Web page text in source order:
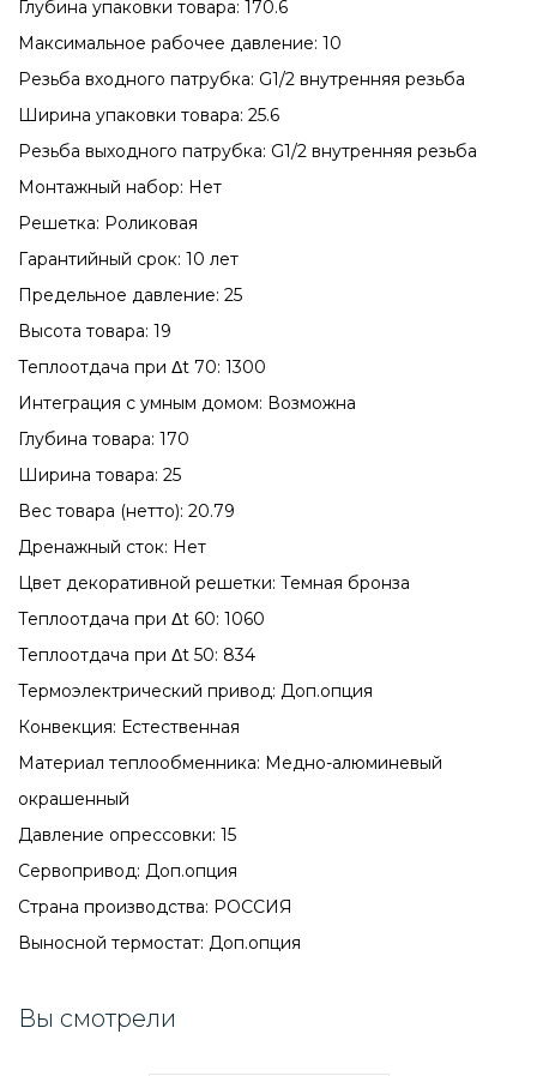
Глубина упаковки товара: 170.6
Максимальное рабочее давление: 10
Резьба входного патрубка: G1/2 внутренняя резьба
Ширина упаковки товара: 25.6
Резьба выходного патрубка: G1/2 внутренняя резьба
Монтажный набор: Нет
Решетка: Роликовая
Гарантийный срок: 10 лет
Предельное давление: 25
Высота товара: 19
Теплоотдача при Δt 70: 1300
Интеграция с умным домом: Возможна
Глубина товара: 170
Ширина товара: 25
Вес товара (нетто): 20.79
Дренажный сток: Нет
Цвет декоративной решетки: Темная бронза
Теплоотдача при Δt 60: 1060
Теплоотдача при Δt 50: 834
Термоэлектрический привод: Доп.опция
Конвекция: Естественная
Материал теплообменника: Медно-алюминевый
окрашенный
Давление опрессовки: 15
Сервопривод: Доп.опция
Страна производства: РОССИЯ
Выносной термостат: Доп.опция
Вы смотрели